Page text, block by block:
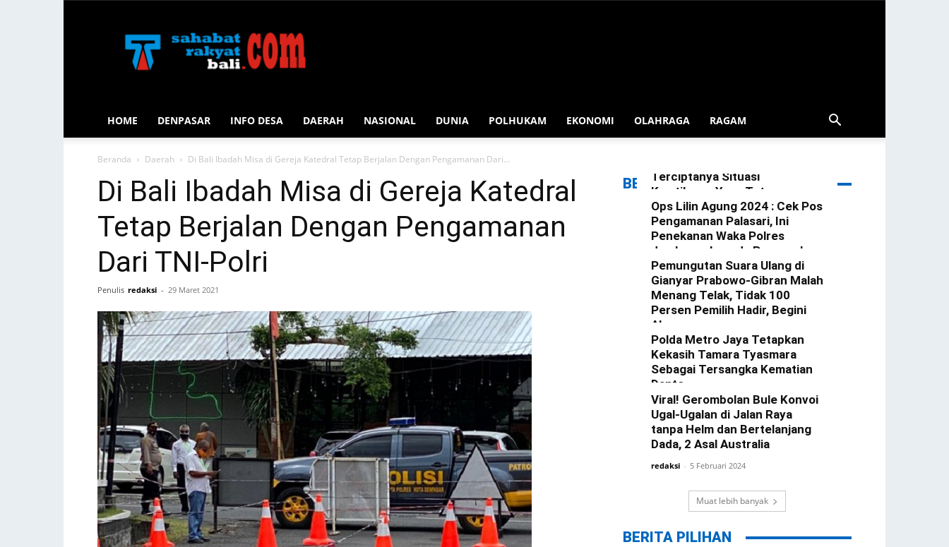
Rakyat
Bali
HOME DENPASAR INFO DESA DAERAH NASIONAL DUNIA POLHUKAM EKONOMI OLAHRAGA RAGAM
Beranda Daerah Di Bali Ibadah Misa di Gereja Katedral Tetap Berjalan Dengan Pengamanan Dari...
Di Bali Ibadah Misa di Gereja Katedral
Tetap Berjalan Dengan Pengamanan
Dari TNI-Polri
Penulis redaksi - 29 Maret 2021
BERITA TERBARU
Terciptanya Situasi
Kamtibmas Yang Tetap
Kondusif Di Wilkum Gerokgak
redaksi - 3 Januari 2025
Ops Lilin Agung 2024 : Cek Pos
Pengamanan Palasari, Ini
Penekanan Waka Polres
Jembrana kepada Personel
Yang Bertugas
redaksi - 23 Desember 2024
Pemungutan Suara Ulang di
Gianyar Prabowo-Gibran Malah
Menang Telak, Tidak 100
Persen Pemilih Hadir, Begini
Alasannya
redaksi - 22 Februari 2024
Polda Metro Jaya Tetapkan
Kekasih Tamara Tyasmara
Sebagai Tersangka Kematian
Dante
redaksi - 12 Februari 2024
Viral! Gerombolan Bule Konvoi
Ugal-Ugalan di Jalan Raya
tanpa Helm dan Bertelanjang
Dada, 2 Asal Australia
redaksi - 5 Februari 2024
Muat lebih banyak
BERITA PILIHAN